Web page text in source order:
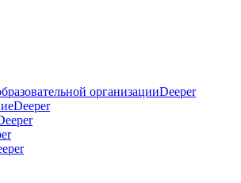
организацииDeeper
Deeper